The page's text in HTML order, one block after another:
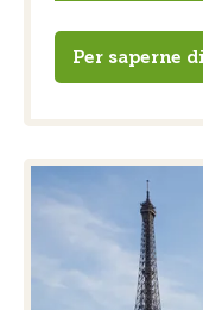
Per saperne